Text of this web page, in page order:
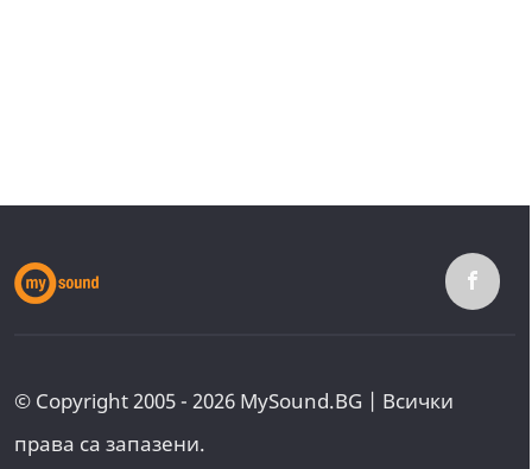
© Copyright 2005 - 2026 MySound.BG | Всички
права са запазени.